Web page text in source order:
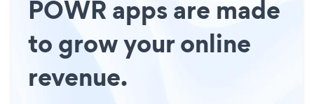
POWR apps are made
to grow your online
revenue.